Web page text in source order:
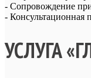
- Сопровождение
- Консультационная
УСЛУГА